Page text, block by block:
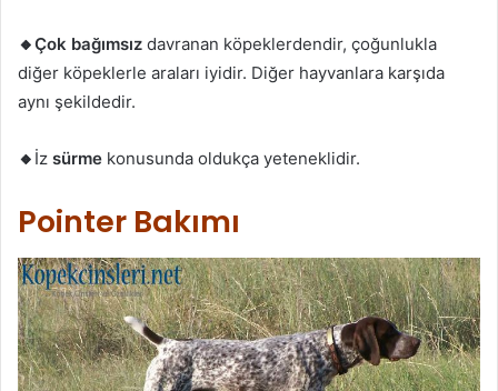
🔸Çok bağımsız davranan köpeklerdendir, çoğunlukla
diğer köpeklerle araları iyidir. Diğer hayvanlara karşıda
aynı şekildedir.
🔸 İz sürme konusunda oldukça yeteneklidir.
Pointer Bakımı